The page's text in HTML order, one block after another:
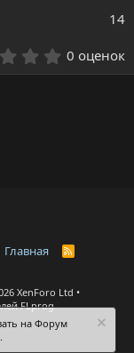
14
0
.
0 оценок
Главная
R
XenForo Ltd
FLprog
на Форум